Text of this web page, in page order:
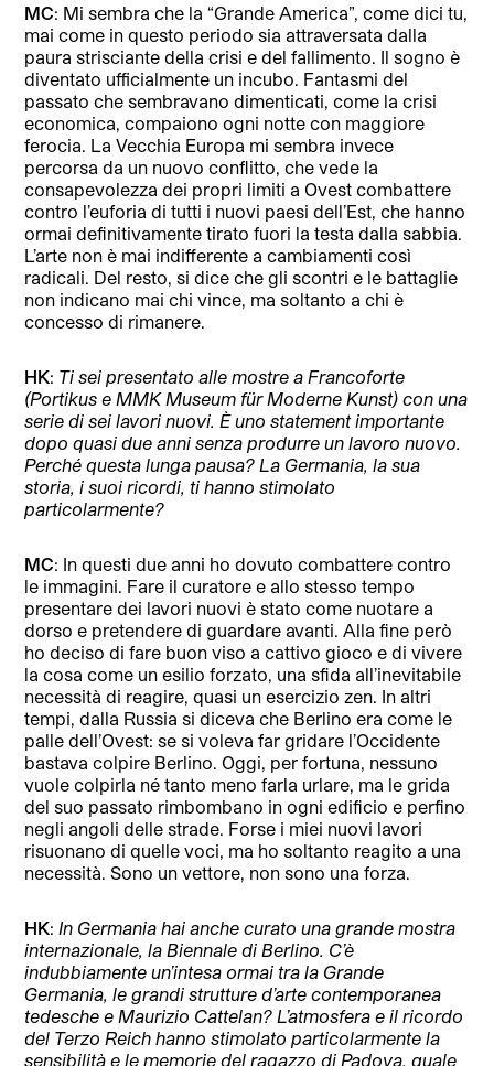
MC: Mi sembra che la “Grande America”, come dici tu,
mai come in questo periodo sia attraversata dalla
paura strisciante della crisi e del fallimento. Il sogno è
diventato ufficialmente un incubo. Fantasmi del
passato che sembravano dimenticati, come la crisi
economica, compaiono ogni notte con maggiore
ferocia. La Vecchia Europa mi sembra invece
percorsa da un nuovo conflitto, che vede la
consapevolezza dei propri limiti a Ovest combattere
contro l’euforia di tutti i nuovi paesi dell’Est, che hanno
ormai definitivamente tirato fuori la testa dalla sabbia.
L’arte non è mai indifferente a cambiamenti così
radicali. Del resto, si dice che gli scontri e le battaglie
non indicano mai chi vince, ma soltanto a chi è
concesso di rimanere.
HK: Ti sei presentato alle mostre a Francoforte
(Portikus e MMK Museum für Moderne Kunst) con una
serie di sei lavori nuovi. È uno statement importante
dopo quasi due anni senza produrre un lavoro nuovo.
Perché questa lunga pausa? La Germania, la sua
storia, i suoi ricordi, ti hanno stimolato
particolarmente?
MC: In questi due anni ho dovuto combattere contro
le immagini. Fare il curatore e allo stesso tempo
presentare dei lavori nuovi è stato come nuotare a
dorso e pretendere di guardare avanti. Alla fine però
ho deciso di fare buon viso a cattivo gioco e di vivere
la cosa come un esilio forzato, una sfida all’inevitabile
necessità di reagire, quasi un esercizio zen. In altri
tempi, dalla Russia si diceva che Berlino era come le
palle dell’Ovest: se si voleva far gridare l’Occidente
bastava colpire Berlino. Oggi, per fortuna, nessuno
vuole colpirla né tanto meno farla urlare, ma le grida
del suo passato rimbombano in ogni edificio e perfino
negli angoli delle strade. Forse i miei nuovi lavori
risuonano di quelle voci, ma ho soltanto reagito a una
necessità. Sono un vettore, non sono una forza.
HK: In Germania hai anche curato una grande mostra
internazionale, la Biennale di Berlino. C’è
indubbiamente un’intesa ormai tra la Grande
Germania, le grandi strutture d’arte contemporanea
tedesche e Maurizio Cattelan? L’atmosfera e il ricordo
del Terzo Reich hanno stimolato particolarmente la
sensibilità e le memorie del ragazzo di Padova, quale